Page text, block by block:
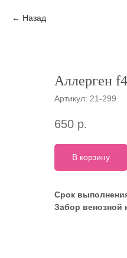
Назад
Аллерген
Артикул: 21-299
650 р.
В корзину
Срок
Забор венозной